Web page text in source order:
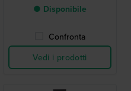
● Disponibile
Confronta
Vedi i prodotti